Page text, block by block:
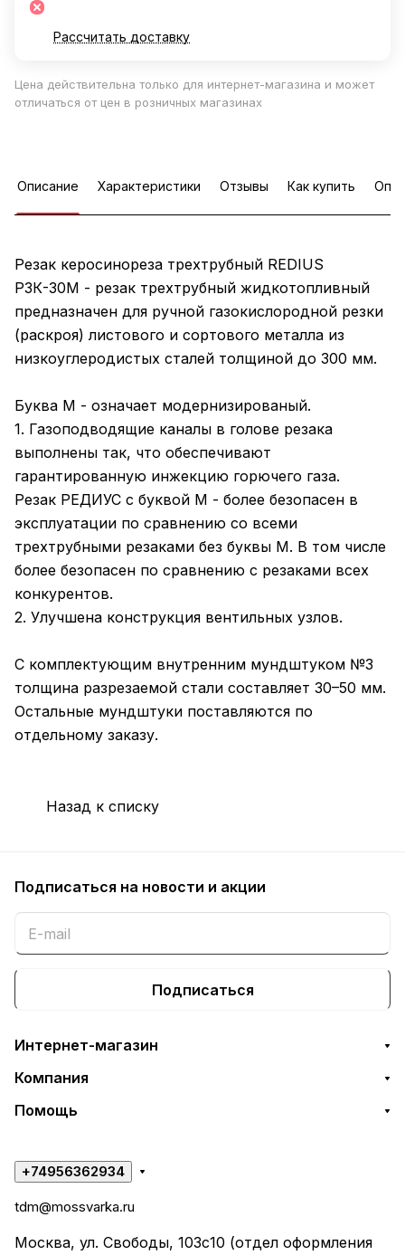
Рассчитать доставку
Цена действительна только для интернет-магазина и может
отличаться от цен в розничных магазинах
Описание Характеристики Отзывы Как купить
Резак керосинореза трехтрубный REDIUS
Р3К-30М - резак трехтрубный жидкотопливный
предназначен для ручной газокислородной резки
(раскроя) листового и сортового металла из
низкоуглеродистых сталей толщиной до 300 мм.
Буква М - означает модернизированый.
1. Газоподводящие каналы в голове резака
выполнены так, что обеспечивают
гарантированную инжекцию горючего газа.
Резак РЕДИУС с буквой М - более безопасен в
эксплуатации по сравнению со всеми
трехтрубными резаками без буквы М. В том числе
более безопасен по сравнению с резаками всех
конкурентов.
2. Улучшена конструкция вентильных узлов.
С комплектующим внутренним мундштуком №3
толщина разрезаемой стали составляет 30–50 мм.
Остальные мундштуки поставляются по
отдельному заказу.
Назад к списку
Подписаться на новости и акции
Подписаться
Интернет-магазин
Компания
Помощь
+74956362934
tdm@mossvarka.ru
Москва, ул. Свободы, 103с10 (отдел оформления